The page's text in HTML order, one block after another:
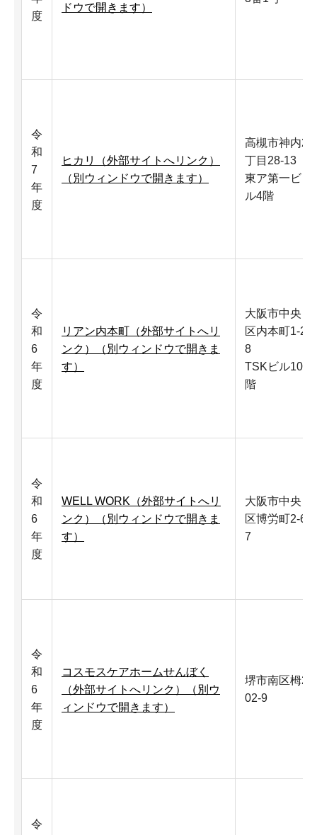
度
ドウで開きます）
令
和
7
年
度
ヒカリ（外部サイトへリンク）
（別ウィンドウで開きます）
高槻市神内2
丁目28-13
東ア第一ビ
ル4階
令
和
6
年
度
リアン内本町（外部サイトへリ
ンク）（別ウィンドウで開きま
す）
大阪市中央
区内本町1-2-
8
TSKビル10
階
令
和
6
年
度
WELL WORK（外部サイトへリ
ンク）（別ウィンドウで開きま
す）
大阪市中央
区博労町2-6-
7
令
和
6
年
度
コスモスケアホームせんぼく
（外部サイトへリンク）（別ウ
ィンドウで開きます）
堺市南区栂2
02-9
令